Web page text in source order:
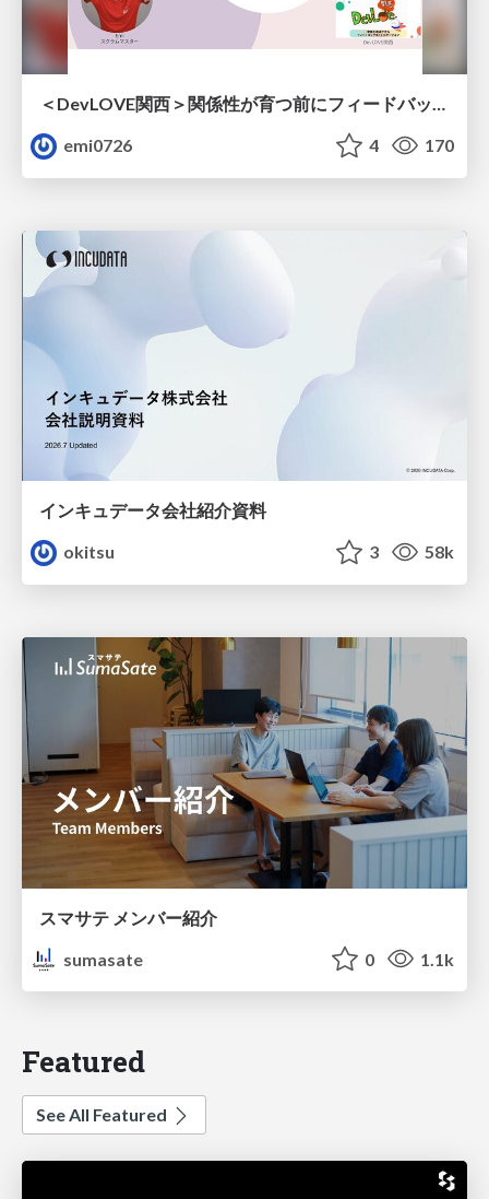
emi0726
4 170
インキュデータ会社紹介資料
okitsu
3 58k
スマサテ メンバー紹介
sumasate
0 1.1k
Featured
See All Featured